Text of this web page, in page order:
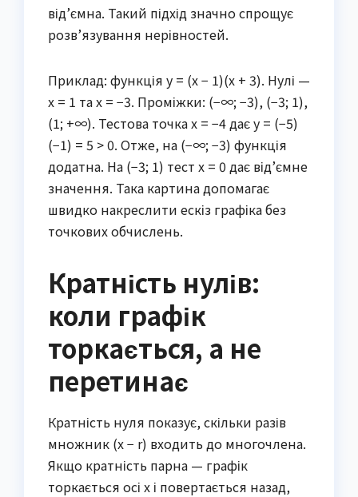
від’ємна. Такий підхід значно спрощує
розв’язування нерівностей.
Приклад: функція y = (x − 1)(x + 3). Нулі —
x = 1 та x = −3. Проміжки: (−∞; −3), (−3; 1),
(1; +∞). Тестова точка x = −4 дає y = (−5)
(−1) = 5 > 0. Отже, на (−∞; −3) функція
додатна. На (−3; 1) тест x = 0 дає від’ємне
значення. Така картина допомагає
швидко накреслити ескіз графіка без
точкових обчислень.
Кратність нулів:
коли графік
торкається, а не
перетинає
Кратність нуля показує, скільки разів
множник (x − r) входить до многочлена.
Якщо кратність парна — графік
торкається осі x і повертається назад,